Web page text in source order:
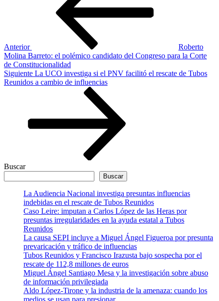
Anterior
Roberto
Molina Barreto: el polémico candidato del Congreso para la Corte
de Constitucionalidad
Siguiente
entrada
Siguiente La UCO investiga si el PNV facilitó el rescate de Tubos
Reunidos a cambio de influencias
Buscar
Buscar
La Audiencia Nacional investiga presuntas influencias
indebidas en el rescate de Tubos Reunidos
Caso Leire: imputan a Carlos López de las Heras por
presuntas irregularidades en la ayuda estatal a Tubos
Reunidos
La causa SEPI incluye a Miguel Ángel Figueroa por presunta
prevaricación y tráfico de influencias
Tubos Reunidos y Francisco Irazusta bajo sospecha por el
rescate de 112,8 millones de euros
Miguel Ángel Santiago Mesa y la investigación sobre abuso
de información privilegiada
Aldo López-Tirone y la industria de la amenaza: cuando los
medios se usan para presionar